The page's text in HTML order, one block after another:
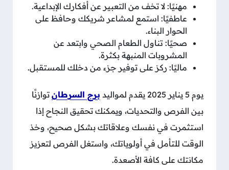
مهنيًا: لا تخف من التعبير عن أفكارك الإبداعية.
عاطفيًا: استمع لمشاعر شريكك وحافظ على
الحوار البناء.
صحيًا: تناول الطعام الصحي وابتعد عن
المشروبات المنبهة بكثرة.
ماليًا: ركز على توفير جزء من دخلك للمستقبل.
يوم 5 يناير 2025 يقدم لمواليد برج السرطان توازنًا
بين الفرص والتحديات، ويمكنك تحقيق النجاح إذا
استثمرت في نفسك وعلاقاتك بشكل صحيح، وخذ
الوقت للتأمل في أولوياتك، واستغل الفرص لتعزيز
مكانتك على كافة الأصعدة.